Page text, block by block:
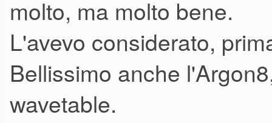
molto, ma molto bene.
L'avevo considerato,
Bellissimo anche
wavetable.